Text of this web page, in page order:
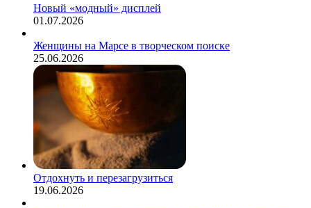
Новый «модный» дисплей
01.07.2026
Женщины на Марсе в творческом поиске
25.06.2026
Отдохнуть и перезагрузиться
19.06.2026